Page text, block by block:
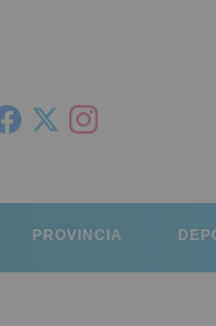
PROVINCIA